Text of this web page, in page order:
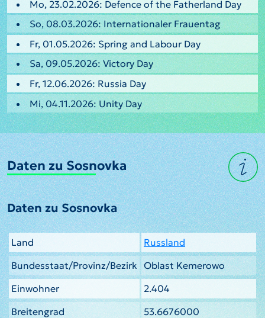
Mo, 23.02.2026: Defence of the Fatherland Day
So, 08.03.2026: Internationaler Frauentag
Fr, 01.05.2026: Spring and Labour Day
Sa, 09.05.2026: Victory Day
Fr, 12.06.2026: Russia Day
Mi, 04.11.2026: Unity Day
Daten zu Sosnovka
Daten zu Sosnovka
Land
Russland
Bundesstaat/Provinz/Bezirk Oblast Kemerowo
Einwohner
2.404
Breitengrad
53.6676000